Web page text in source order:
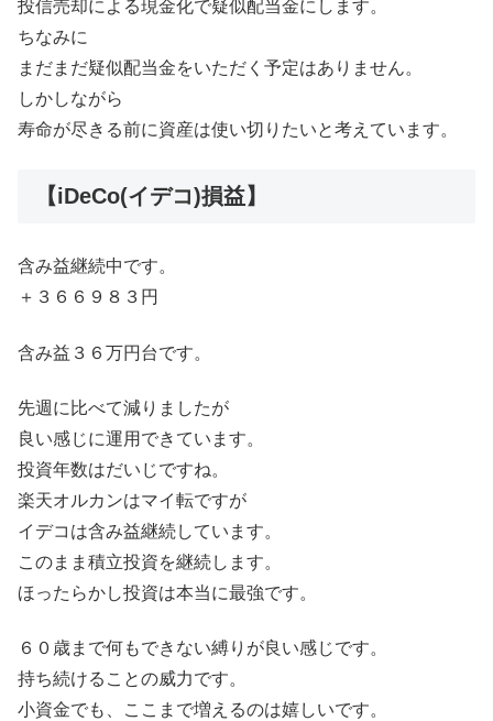
投信売却による現金化で疑似配当金にします。
ちなみに
まだまだ疑似配当金をいただく予定はありません。
しかしながら
寿命が尽きる前に資産は使い切りたいと考えています。
【iDeCo(イデコ)損益】
含み益継続中です。
＋３６６９８３円
含み益３６万円台です。
先週に比べて減りましたが
良い感じに運用できています。
投資年数はだいじですね。
楽天オルカンはマイ転ですが
イデコは含み益継続しています。
このまま積立投資を継続します。
ほったらかし投資は本当に最強です。
６０歳まで何もできない縛りが良い感じです。
持ち続けることの威力です。
小資金でも、ここまで増えるのは嬉しいです。